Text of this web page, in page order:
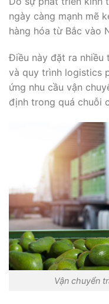
ngày càng mạnh mẽ
hàng hóa từ Bắc vào
Điều này đặt ra nhiều
và quy trình logistics
ứng nhu cầu vận
định trong quá chuỗi
Vận chuyển